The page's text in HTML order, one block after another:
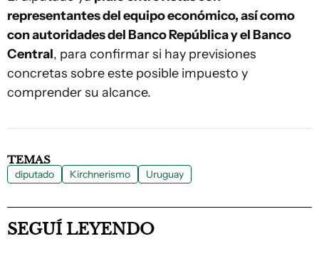
representantes del equipo económico, así como
con autoridades del Banco República y el Banco
Central, para confirmar si hay previsiones
concretas sobre este posible impuesto y
comprender su alcance.
TEMAS
diputado Kirchnerismo Uruguay
SEGUÍ LEYENDO